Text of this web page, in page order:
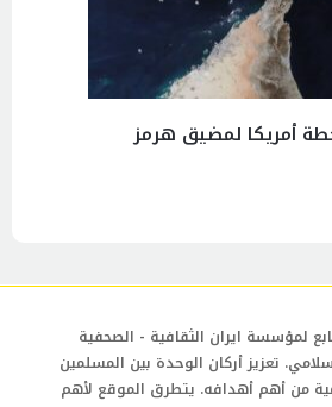
أمريكا لمضيق هرمز
لمؤسسة ايران الثقافية - الصحفية
تعزيز أركان الوحدة بين المسلمين
من أهم أهدافه. يتطرق الموقع لأهم